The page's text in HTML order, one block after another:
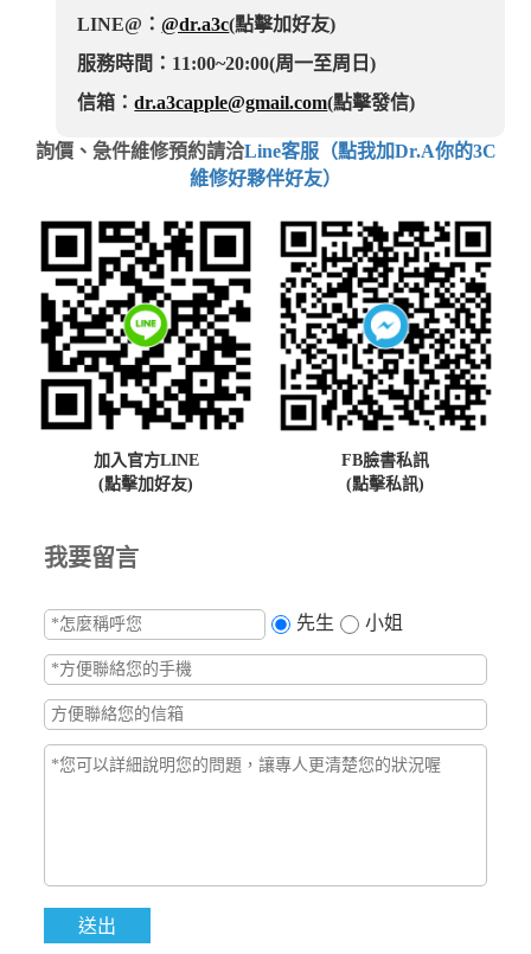
LINE@：@dr.a3c(點擊加好友)
服務時間：11:00~20:00(周一至周日)
信箱：dr.a3capple@gmail.com(點擊發信)
詢價、急件維修預約請洽Line客服（點我加Dr.A你的3C
維修好夥伴好友）
加入官方LINE
(點擊加好友)
FB臉書私訊
(點擊私訊)
我要留言
先生 小姐